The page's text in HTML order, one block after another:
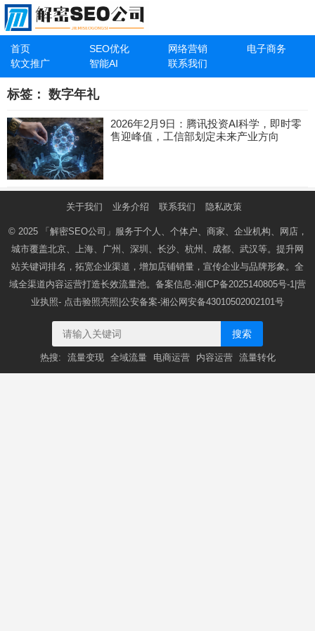
首页 SEO优化 网络营销
电子商务
软文推广
智能AI 联系我们
标签： 数字年礼
2026年2月9日：腾讯投资AI科学，即时零
售迎峰值，工信部划定未来产业方向
关于我们 业务介绍 联系我们 隐私政策
© 2025 「解密SEO公司」 服务于个人、个体户、商家、企业机构、网店，
城市覆盖北京、上海、广州、深圳、长沙、杭州、成都、武汉等。提升网
站关键词排名，拓宽企业渠道，增加店铺销量，宣传企业与品牌形象。全
域全渠道内容运营打造长效流量池。备案信息-湘ICP备2025140805号-1 |营
业执照- 点击验照亮照 |公安备案-湘公网安备43010502002101号
搜索
热搜: 流量变现 全域流量 电商运营 内容运营 流量转化